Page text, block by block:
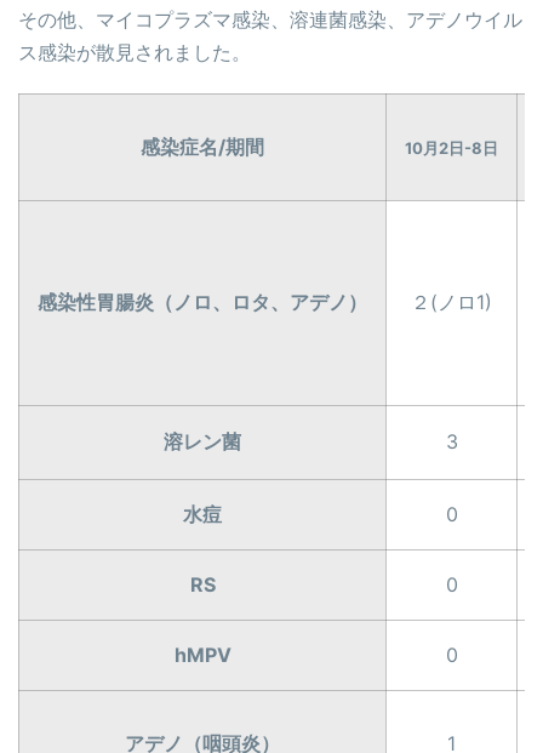
その他、マイコプラズマ感染、溶連菌感染、アデノウイル
ス感染が散見されました。
感染症名/期間 10月2日-8日
感染性胃腸炎（ノロ、ロタ、アデノ） ２(ノロ1)
溶レン菌 3
水痘 0
RS 0
hMPV 0
アデノ（咽頭炎） 1